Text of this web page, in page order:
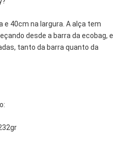
e 40cm na largura. A alça tem
desde a barra da ecobag, e
tanto da barra quanto da